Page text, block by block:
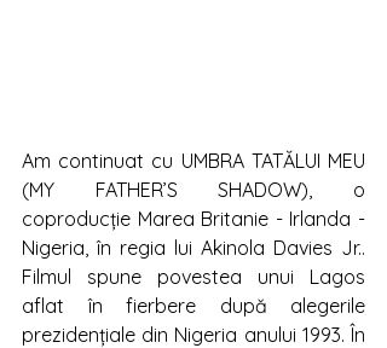
Am continuat cu UMBRA TATĂLUI MEU
(MY FATHER’S SHADOW), o
coproducție Marea Britanie - Irlanda -
Nigeria, în regia lui Akinola Davies Jr..
Filmul spune povestea unui Lagos
aflat în fierbere după alegerile
prezidențiale din Nigeria anului 1993. În